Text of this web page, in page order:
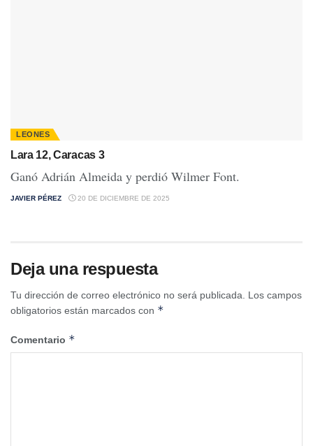
LEONES
Lara 12, Caracas 3
Ganó Adrián Almeida y perdió Wilmer Font.
JAVIER PÉREZ 20 DE DICIEMBRE DE 2025
Deja una respuesta
Tu dirección de correo electrónico no será publicada.
Los campos
obligatorios están marcados con *
Comentario *